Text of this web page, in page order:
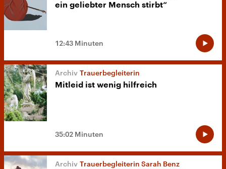
ein geliebter Mensch stirbt“
12:43 Minuten
Trauerbegleiterin
Mitleid ist wenig hilfreich
35:02 Minuten
Trauerbegleiterin Sarah Benz